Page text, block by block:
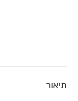
תיאור